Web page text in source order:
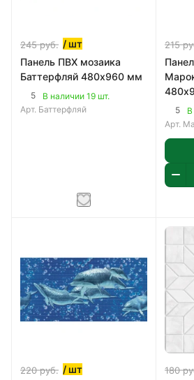
245руб. / шт
Панель ПВХ мозаика
Баттерфляй 480х960 мм
5
В наличии 19 шт.
Арт. Баттерфляй
215
5
В
Арт.
220руб. / шт
180